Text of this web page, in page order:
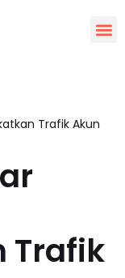
Trafik Akun
Trafik